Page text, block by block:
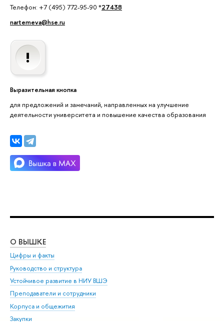
Телефон: +7 (495) 772-95-90 *27438
nartemeva@hse.ru
Выразительная кнопка
для предложений и замечаний, направленных на улучшение
деятельности университета и повышение качества образования
О ВЫШКЕ
Цифры и факты
Руководство и структура
Устойчивое развитие в НИУ ВШЭ
Преподаватели и сотрудники
Корпуса и общежития
Закупки